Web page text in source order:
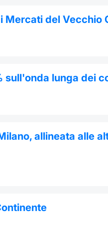
Mercati del Vecchio
sull'onda lunga dei
allineata alle